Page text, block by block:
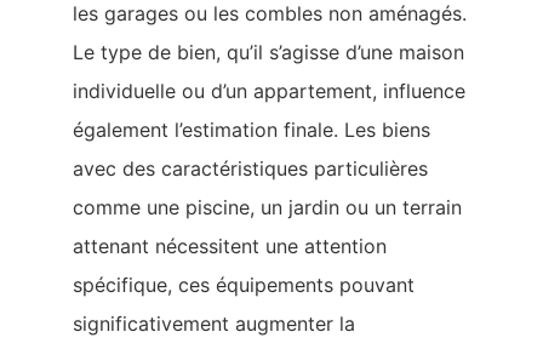
les garages ou les combles non aménagés.
Le type de bien, qu’il s’agisse d’une maison
individuelle ou d’un appartement, influence
également l’estimation finale. Les biens
avec des caractéristiques particulières
comme une piscine, un jardin ou un terrain
attenant nécessitent une attention
spécifique, ces équipements pouvant
significativement augmenter la